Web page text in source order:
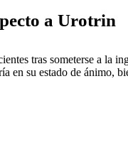
a Urotrin
tras someterse a la
en su estado de ánimo,